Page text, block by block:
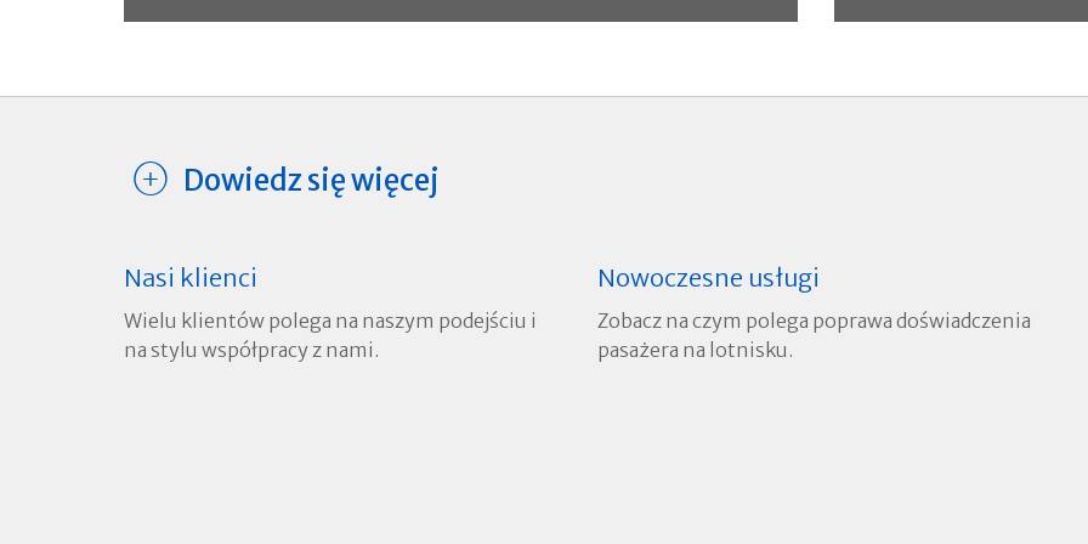
Dowiedz się więcej
Nasi klienci
Wielu klientów polega na naszym podejściu i
na stylu współpracy z nami.
Nowoczesne usługi
Zobacz na czym polega poprawa doświadczenia
pasażera na lotnisku.